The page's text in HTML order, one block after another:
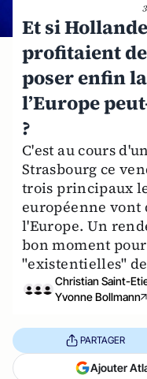
Et si
profitaient
poser enfin
l’Europe
?
C'est au cours
Strasbourg ce
trois principaux
européenne vont
l'Europe. Un
bon moment
"existentielles"
Christian Saint-
Yvonne Bollmann
PARTAGER
Ajouter